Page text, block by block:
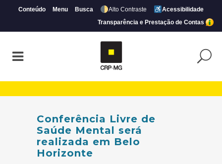
Conteúdo Menu Busca Alto Contraste
Acessibilidade
Transparência e Prestação de Contas
Conferência Livre de
Saúde Mental será
realizada em Belo
Horizonte